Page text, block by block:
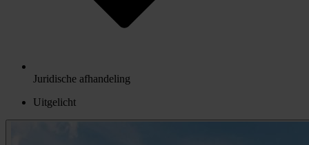
Juridische afhandeling
Uitgelicht